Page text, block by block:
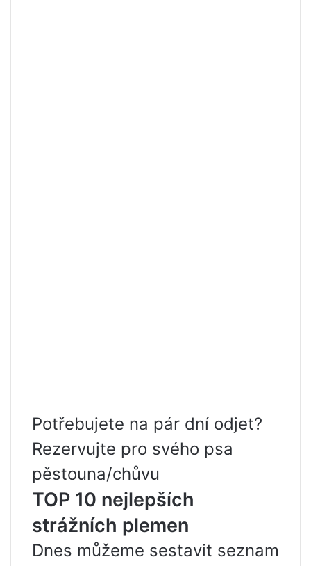
Potřebujete na pár dní odjet?
Rezervujte pro svého psa
pěstouna/chůvu
TOP 10 nejlepších
strážních plemen
Dnes můžeme sestavit seznam